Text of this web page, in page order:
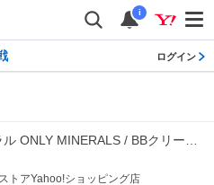
i
ログイン
トアYahoo!ショッピング店